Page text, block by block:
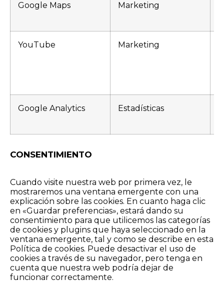
Google Maps Marketing
YouTube Marketing
Google Analytics Estadísticas
CONSENTIMIENTO
Cuando visite nuestra web por primera vez, le
mostraremos una ventana emergente con una
explicación sobre las cookies. En cuanto haga clic
en «Guardar preferencias», estará dando su
consentimiento para que utilicemos las categorías
de cookies y plugins que haya seleccionado en la
ventana emergente, tal y como se describe en esta
Política de cookies. Puede desactivar el uso de
cookies a través de su navegador, pero tenga en
cuenta que nuestra web podría dejar de
funcionar correctamente.